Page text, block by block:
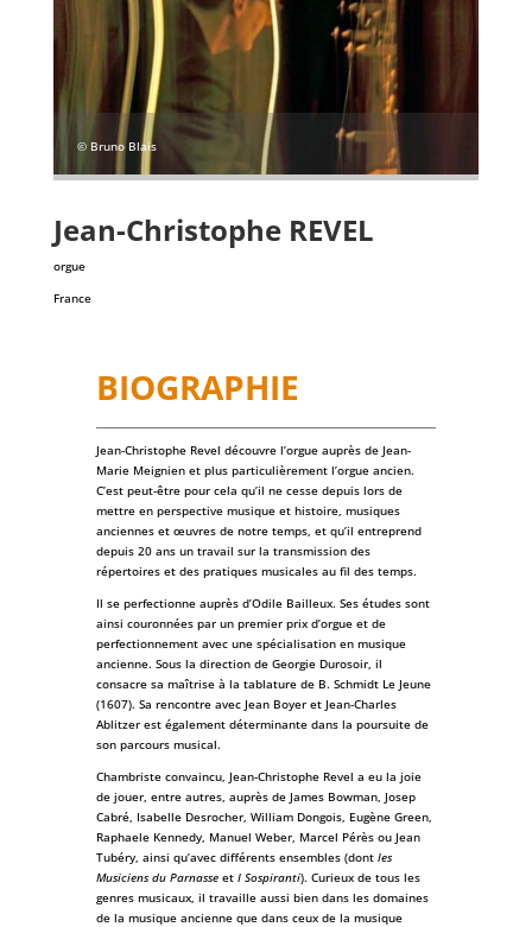
© Bruno Blais
Jean-Christophe REVEL
orgue
France
BIOGRAPHIE
Jean-Christophe Revel découvre l’orgue auprès de Jean-
Marie Meignien et plus particulièrement l’orgue ancien.
C’est peut-être pour cela qu’il ne cesse depuis lors de
mettre en perspective musique et histoire, musiques
anciennes et œuvres de notre temps, et qu’il entreprend
depuis 20 ans un travail sur la transmission des
répertoires et des pratiques musicales au fil des temps.
Il se perfectionne auprès d’Odile Bailleux. Ses études sont
ainsi couronnées par un premier prix d’orgue et de
perfectionnement avec une spécialisation en musique
ancienne. Sous la direction de Georgie Durosoir, il
consacre sa maîtrise à la tablature de B. Schmidt Le Jeune
(1607). Sa rencontre avec Jean Boyer et Jean-Charles
Ablitzer est également déterminante dans la poursuite de
son parcours musical.
Chambriste convaincu, Jean-Christophe Revel a eu la joie
de jouer, entre autres, auprès de James Bowman, Josep
Cabré, Isabelle Desrocher, William Dongois, Eugène Green,
Raphaele Kennedy, Manuel Weber, Marcel Pérès ou Jean
Tubéry, ainsi qu’avec différents ensembles (dont les
Musiciens du Parnasseet I Sospiranti). Curieux de tous les
genres musicaux, il travaille aussi bien dans les domaines
de la musique ancienne que dans ceux de la musique